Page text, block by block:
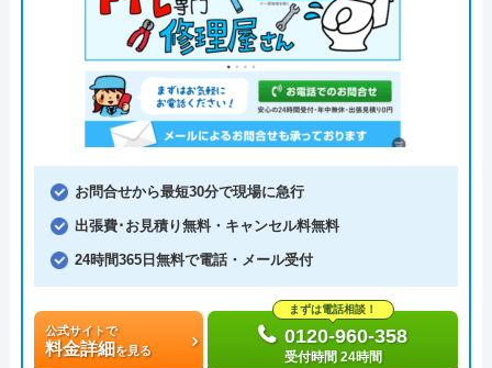
お問合せから最短30分で現場に急行
出張費･お見積り無料・キャンセル料無料
24時間365日無料で電話・メール受付
公式サイトで
料金詳細を見る
まずは電話相談！
0120-960-358
受付時間 24時間